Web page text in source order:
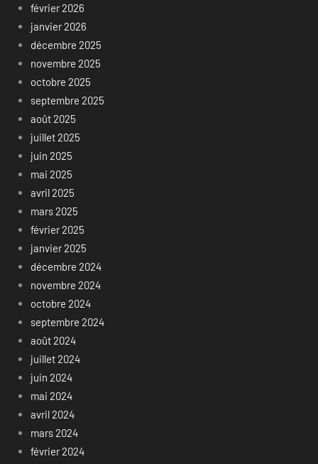
février 2026
janvier 2026
décembre 2025
novembre 2025
octobre 2025
septembre 2025
août 2025
juillet 2025
juin 2025
mai 2025
avril 2025
mars 2025
février 2025
janvier 2025
décembre 2024
novembre 2024
octobre 2024
septembre 2024
août 2024
juillet 2024
juin 2024
mai 2024
avril 2024
mars 2024
février 2024